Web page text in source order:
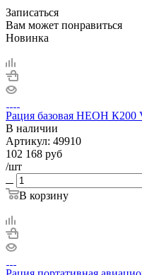
Записаться
Вам может понравиться
Новинка
Рация базовая НЕОН К200
В наличии
Артикул: 49910
102 168 руб
/шт
В корзину